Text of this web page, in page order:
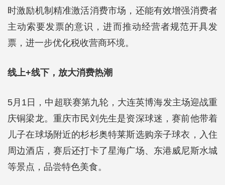
时激励机制精准激活消费市场，还能有效增强消费者
主动索要发票的意识，进而推动经营者规范开具发
票，进一步优化税收营商环境。
线上+线下，放大消费热潮
5月1日，中超联赛第九轮，大连英博海发主场迎战重
庆铜梁龙。重庆市民刘先生是资深球迷，赛前他带着
儿子在球场附近的杉杉奥特莱斯选购亲子球衣，入住
周边酒店，赛后还打卡了星海广场、东港威尼斯水城
等景点，品尝特色美食。